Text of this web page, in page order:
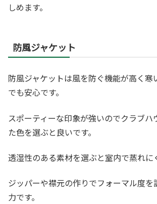
しめます。
防風ジャケット
防風ジャケットは風を防ぐ機能が高く寒
でも安心です。
スポーティーな印象が強いのでクラブハ
た色を選ぶと良いです。
透湿性のある素材を選ぶと室内で蒸れに
ジッパーや襟元の作りでフォーマル度
力です。